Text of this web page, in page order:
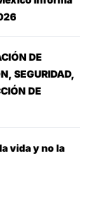
DE
SEGURIDAD,
DE
vida y no la